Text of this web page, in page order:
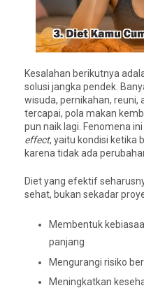
Kesalahan berikutnya
solusi jangka pendek.
wisuda, pernikahan, reuni,
tercapai, pola makan
pun naik lagi. Fenomena
effect, yaitu kondisi ketika
karena tidak ada
Diet yang efektif
sehat, bukan sekadar
Membentuk
panjang
Mengurangi risiko
Meningkatkan